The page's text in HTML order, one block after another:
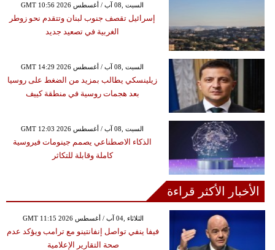
GMT 10:56 2026 السبت ,08 آب / أغسطس
إسرائيل تقصف جنوب لبنان وتتقدم نحو زوطر
الغربية في تصعيد جديد
GMT 14:29 2026 السبت ,08 آب / أغسطس
زيلينسكي يطالب بمزيد من الضغط على روسيا
بعد هجمات روسية في منطقة كييف
GMT 12:03 2026 السبت ,08 آب / أغسطس
الذكاء الاصطناعي يصمم جينومات فيروسية
كاملة وقابلة للتكاثر
الأخبار الأكثر قراءة
GMT 11:15 2026 الثلاثاء ,04 آب / أغسطس
فيفا ينفي تواصل إنفانتينو مع ترامب ويؤكد عدم
صحة التقارير الإعلامية